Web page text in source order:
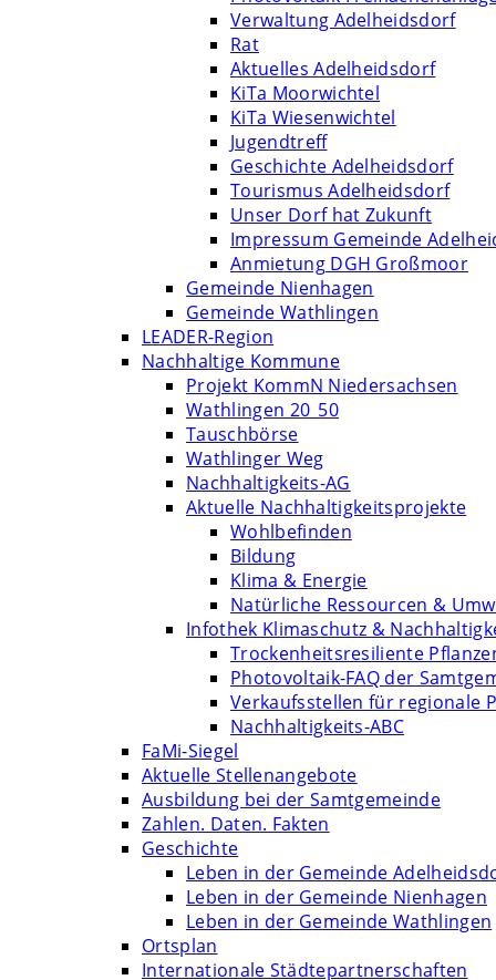
Verwaltung Adelheidsdorf
Rat
Aktuelles Adelheidsdorf
KiTa Moorwichtel
KiTa Wiesenwichtel
Jugendtreff
Geschichte Adelheidsdorf
Tourismus Adelheidsdorf
Unser Dorf hat Zukunft
Impressum Gemeinde
Anmietung DGH Großmoor
Gemeinde Nienhagen
Gemeinde Wathlingen
LEADER-Region
Nachhaltige Kommune
Projekt KommN Niedersachsen
Wathlingen 20_50
Tauschbörse
Wathlinger Weg
Nachhaltigkeits-AG
Aktuelle Nachhaltigkeitsprojekte
Wohlbefinden
Bildung
Klima & Energie
Natürliche Ressourcen &
Infothek Klimaschutz &
Trockenheitsresiliente
Photovoltaik-FAQ der
Verkaufsstellen für regionale
Nachhaltigkeits-ABC
FaMi-Siegel
Aktuelle Stellenangebote
Ausbildung bei der Samtgemeinde
Zahlen. Daten. Fakten
Geschichte
Leben in der Gemeinde
Leben in der Gemeinde Nienhagen
Leben in der Gemeinde Wathlingen
Ortsplan
Internationale Städtepartnerschaften